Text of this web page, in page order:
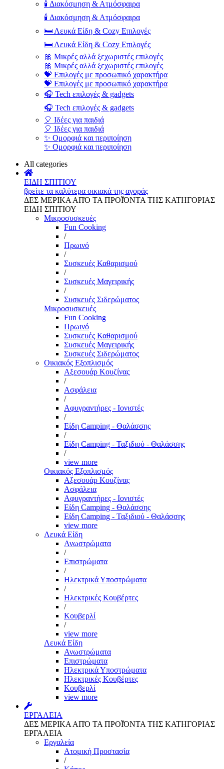
🕯️ Διακόσμηση & Ατμόσφαιρα
🕯️ Διακόσμηση & Ατμόσφαιρα
🛏️ Λευκά Είδη & Cozy Επιλογές
🛏️ Λευκά Είδη & Cozy Επιλογές
🎀 Μικρές αλλά ξεχωριστές επιλογές
🎀 Μικρές αλλά ξεχωριστές επιλογές
💝 Επιλογές με προσωπικό χαρακτήρα
💝 Επιλογές με προσωπικό χαρακτήρα
🎧 Tech επιλογές & gadgets
🎧 Tech επιλογές & gadgets
🎈 Ιδέες για παιδιά
🎈 Ιδέες για παιδιά
✨ Ομορφιά και περιποίηση
✨ Ομορφιά και περιποίηση
All categories
ΕΙΔΗ ΣΠΙΤΙΟΥ
βρείτε τα καλύτερα οικιακά της αγοράς
ΔΕΣ ΜΕΡΙΚΑ ΑΠΌ ΤΑ ΠΡΟΪΌΝΤΑ ΤΗΣ ΚΑΤΗΓΟΡΙΑΣ
ΕΙΔΗ ΣΠΙΤΙΟΥ
Μικροσυσκευές
Fun Cooking
/
Πρωινό
/
Συσκευές Καθαρισμού
/
Συσκευές Μαγειρικής
/
Συσκευές Σιδερώματος
Μικροσυσκευές
Fun Cooking
Πρωινό
Συσκευές Καθαρισμού
Συσκευές Μαγειρικής
Συσκευές Σιδερώματος
Οικιακός Εξοπλισμός
Αξεσουάρ Κουζίνας
/
Ασφάλεια
/
Αφυγραντήρες - Ιονιστές
/
Είδη Camping - Θαλάσσης
/
Είδη Camping - Ταξιδιού - Θαλάσσης
/
view more
Οικιακός Εξοπλισμός
Αξεσουάρ Κουζίνας
Ασφάλεια
Αφυγραντήρες - Ιονιστές
Είδη Camping - Θαλάσσης
Είδη Camping - Ταξιδιού - Θαλάσσης
view more
Λευκά Είδη
Ανωστρώματα
/
Επιστρώματα
/
Ηλεκτρικά Υποστρώματα
/
Ηλεκτρικές Κουβέρτες
/
Κουβερλί
/
view more
Λευκά Είδη
Ανωστρώματα
Επιστρώματα
Ηλεκτρικά Υποστρώματα
Ηλεκτρικές Κουβέρτες
Κουβερλί
view more
ΕΡΓΑΛΕΙΑ
ΔΕΣ ΜΕΡΙΚΑ ΑΠΌ ΤΑ ΠΡΟΪΌΝΤΑ ΤΗΣ ΚΑΤΗΓΟΡΙΑΣ
ΕΡΓΑΛΕΙΑ
Εργαλεία
Aτομική Προστασία
/